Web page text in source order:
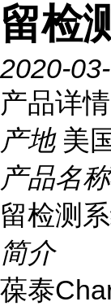
留检
2020-
产品详情
产地 美
产品名称
留检测
简介
葆泰